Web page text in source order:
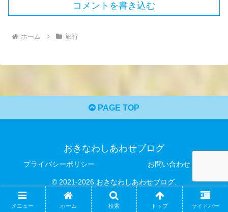
コメントを書き込む
ホーム 旅行
PAGE TOP
おきなわしあわせブログ
プライバシーポリシー お問い合わせ
© 2021-2026 おきなわしあわせブログ.
メニュー ホーム 検索 トップ サイドバー